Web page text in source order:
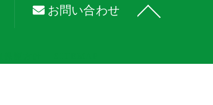
お問い合わせ